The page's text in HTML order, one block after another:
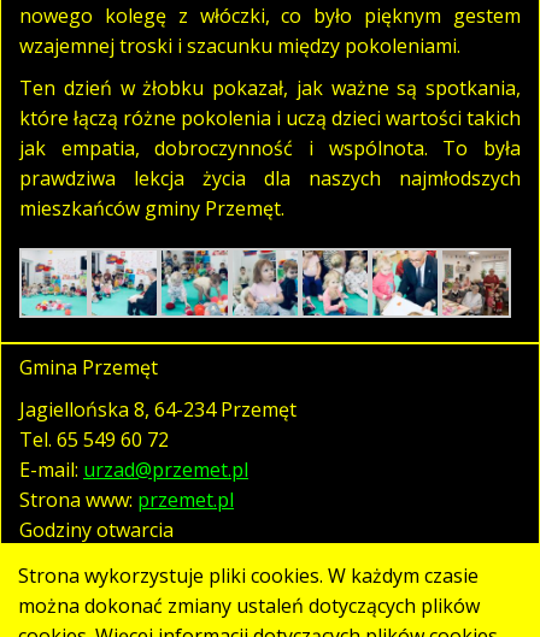
nowego kolegę z włóczki, co było pięknym gestem
wzajemnej troski i szacunku między pokoleniami.
Ten dzień w żłobku pokazał, jak ważne są spotkania,
które łączą różne pokolenia i uczą dzieci wartości takich
jak empatia, dobroczynność i wspólnota. To była
prawdziwa lekcja życia dla naszych najmłodszych
mieszkańców gminy Przemęt.
Gmina Przemęt
Jagiellońska 8, 64-234 Przemęt
Tel. 65 549 60 72
E-mail: urzad@przemet.pl
Strona www: przemet.pl
Godziny otwarcia
pn. - pt. 07:30 - 15:30
Strona wykorzystuje pliki cookies. W każdym czasie
można dokonać zmiany ustaleń dotyczących plików